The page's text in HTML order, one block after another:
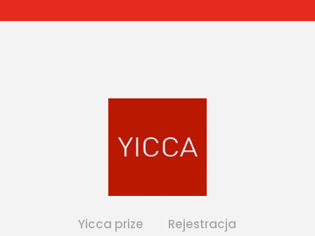
Yicca prize Rejestracja